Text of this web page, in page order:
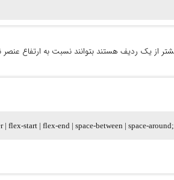
flex-start | flex-end | space-between | space-around;